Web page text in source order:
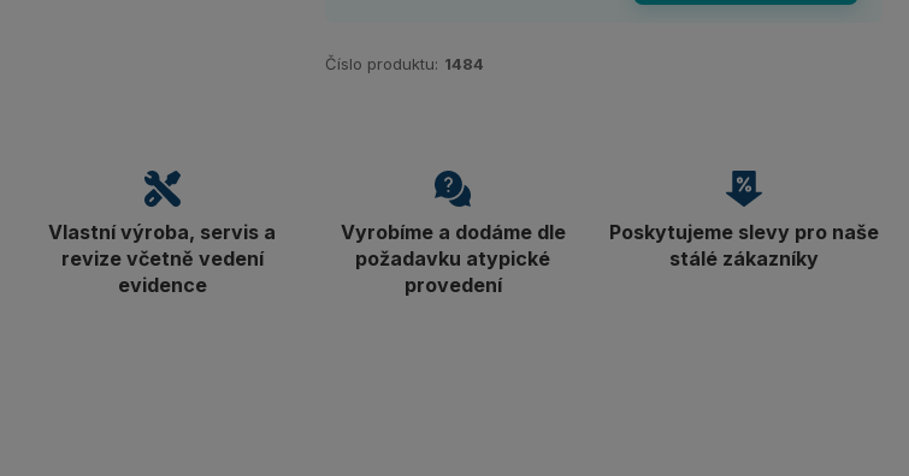
Číslo produktu: 1484
Vlastní výroba, servis a
revize včetně vedení
evidence
Vyrobíme a dodáme dle
požadavku atypické
provedení
Poskytujeme slevy pro naše
stálé zákazníky